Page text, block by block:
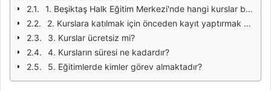
1. Beşiktaş Halk Eğitim Merkezi'nde hangi kurslar bulunmaktadır?
2. Kurslara katılmak için önceden kayıt yaptırmak gerekiyor mu?
3. Kurslar ücretsiz mi?
4. Kursların süresi ne kadardır?
5. Eğitimlerde kimler görev almaktadır?